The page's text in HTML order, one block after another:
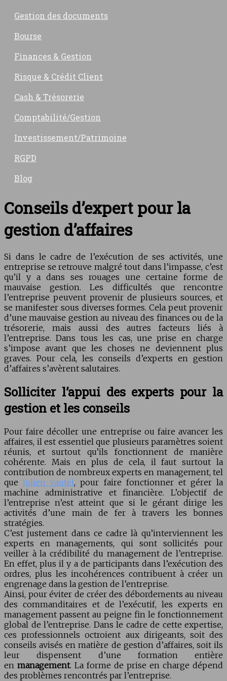
Gestion des documents
Bourse
Finances & Gestion
Risque & Crédit Client
Cash & Trésorerie
Comptabilité/Gestion
Investissement/Patrimoine
RGPD
Blog
Conseils d’expert pour la
gestion d’affaires
Si dans le cadre de l’exécution de ses activités, une
entreprise se retrouve malgré tout dans l’impasse, c’est
qu’il y a dans ses rouages une certaine forme de
mauvaise gestion. Les difficultés que rencontre
l’entreprise peuvent provenir de plusieurs sources, et
se manifester sous diverses formes. Cela peut provenir
d’une mauvaise gestion au niveau des finances ou de la
trésorerie, mais aussi des autres facteurs liés à
l’entreprise. Dans tous les cas, une prise en charge
s’impose avant que les choses ne deviennent plus
graves. Pour cela, les conseils d’experts en gestion
d’affaires s’avèrent salutaires.
Solliciter l’appui des experts pour la
gestion et les conseils
Pour faire décoller une entreprise ou faire avancer les
affaires, il est essentiel que plusieurs paramètres soient
réunis, et surtout qu’ils fonctionnent de manière
cohérente. Mais en plus de cela, il faut surtout la
contribution de nombreux experts en management, tel
que julien vautel, pour faire fonctionner et gérer la
machine administrative et financière. L’objectif de
l’entreprise n’est atteint que si le gérant dirige les
activités d’une main de fer à travers les bonnes
stratégies.
C’est justement dans ce cadre là qu’interviennent les
experts en managements, qui sont sollicités pour
veiller à la crédibilité du management de l’entreprise.
En effet, plus il y a de participants dans l’exécution des
ordres, plus les incohérences contribuent à créer un
engrenage dans la gestion de l’entreprise.
Ainsi, pour éviter de créer des débordements au niveau
des commanditaires et de l’exécutif, les experts en
management passent au peigne fin le fonctionnement
global de l’entreprise. Dans le cadre de cette expertise,
ces professionnels octroient aux dirigeants, soit des
conseils avisés en matière de gestion d’affaires, soit ils
leur dispensent d’une formation entière
en management. La forme de prise en charge dépend
des problèmes rencontrés par l’entreprise.